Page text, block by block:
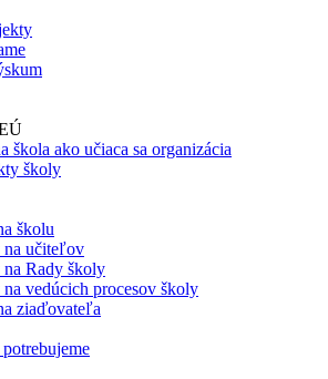
škola ako učiaca sa organizácia
školy
školu
učiteľov
Rady školy
vedúcich procesov školy
ziaďovateľa